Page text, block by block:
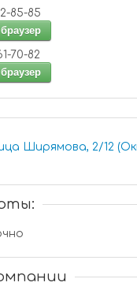
62-85-85
061-70-82
Ширямова, 2/12